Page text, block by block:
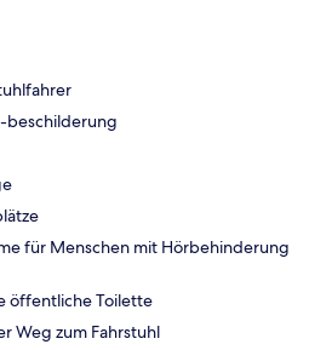
beschilderung
für Menschen mit Hörbehinderung
öffentliche Toilette
Weg zum Fahrstuhl